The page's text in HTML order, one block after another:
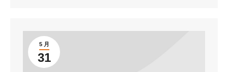
5 月
31